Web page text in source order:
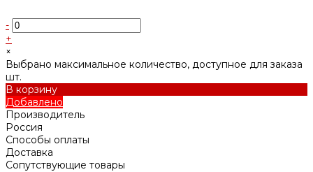
-
+
×
Выбрано максимальное количество, доступное для заказа
шт.
В корзину
Добавлено
Производитель
Россия
Способы оплаты
Доставка
Сопутствующие товары